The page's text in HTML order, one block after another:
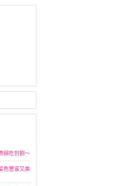
鍋吃到飽～
色豐富又美